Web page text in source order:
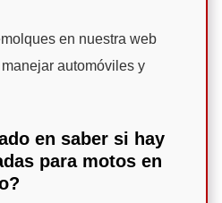
en nuestra web
automóviles y
en saber si hay
para motos en